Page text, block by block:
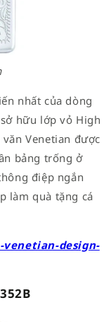
nhất của dòng
hữu lớp vỏ High
Venetian được
bảng trống ở
điệp ngắn
làm quà tặng cá
design-